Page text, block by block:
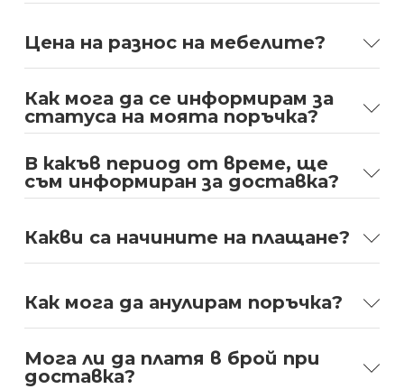
Цена на разнос на мебелите?
Как мога да се информирам за
статуса на моята поръчка?
В какъв период от време, ще
съм информиран за доставка?
Какви са начините на плащане?
Как мога да анулирам поръчка?
Мога ли да платя в брой при
доставка?